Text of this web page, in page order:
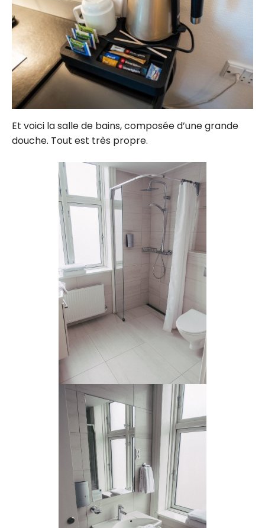
Et voici la salle de bains, composée d’une grande
douche. Tout est très propre.